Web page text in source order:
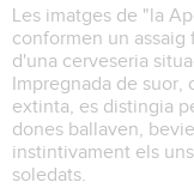
Les imatges de "la
conformen un
d'una cerveseria
Impregnada de suor,
extinta, es distingia
dones ballaven,
instintivament els
soledats.